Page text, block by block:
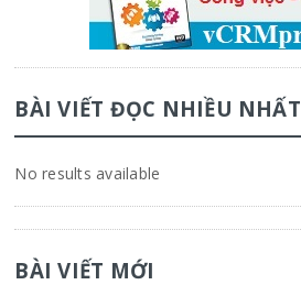
BÀI VIẾT ĐỌC NHIỀU NHẤT
No results available
BÀI VIẾT MỚI